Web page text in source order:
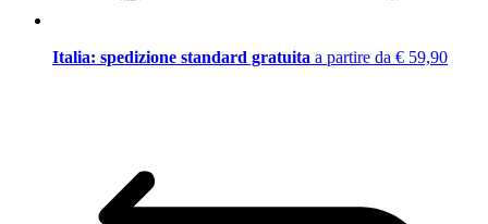
Italia: spedizione standard gratuita a partire da € 59,90